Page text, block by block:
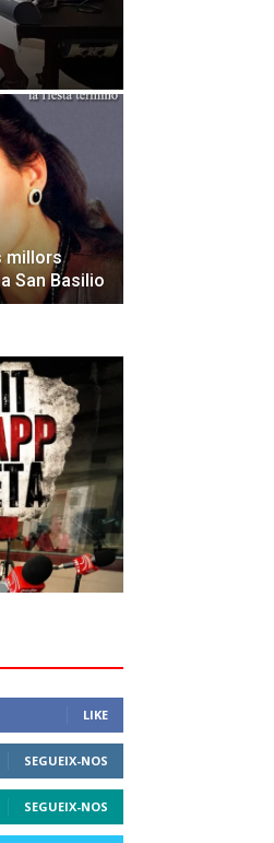
millors
San Basilio
LIKE
SEGUEIX-NOS
SEGUEIX-NOS